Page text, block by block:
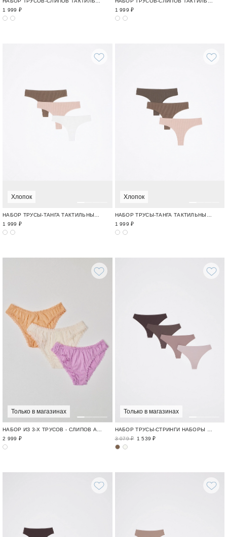
1 999 ₽
1 999 ₽
Хлопок
НАБОР ТРУСЫ-ТАНГА ТАКТИЛЬНЫЙ ХЛОПОК / TOUCHABLE COTTON
1 999 ₽
Хлопок
НАБОР ТРУСЫ-ТАНГА ТАКТИЛЬНЫЙ ХЛОПОК / TOUCHABLE COTTON
1 999 ₽
Только в магазинах
2 999 ₽
Только в магазинах
3 079 ₽ 1 539 ₽